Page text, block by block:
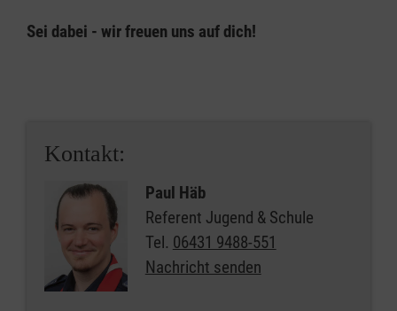
Sei dabei - wir freuen uns auf dich!
Kontakt:
Paul Häb
Referent Jugend & Schule
Tel. 06431 9488-551
Nachricht senden